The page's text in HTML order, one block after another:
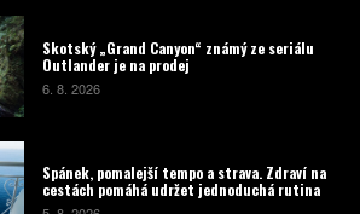
Skotský „Grand Canyon“ známý ze seriálu
Outlander je na prodej
6. 8. 2026
Spánek, pomalejší tempo a strava. Zdraví na
cestách pomáhá udržet jednoduchá rutina